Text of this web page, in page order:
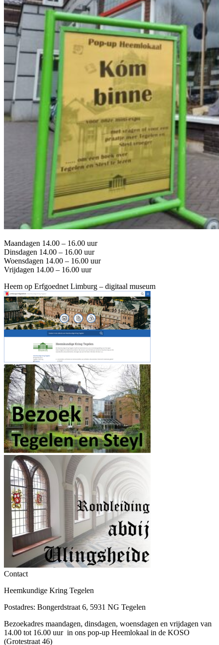
Maandagen 14.00 – 16.00 uur
Dinsdagen 14.00 – 16.00 uur
Woensdagen 14.00 – 16.00 uur
Vrijdagen 14.00 – 16.00 uur
Heem op Erfgoednet Limburg – digitaal museum
Contact
Heemkundige Kring Tegelen
Postadres: Bongerdstraat 6, 5931 NG Tegelen
Bezoekadres maandagen, dinsdagen, woensdagen en vrijdagen van
14.00 tot 16.00 uur in ons pop-up Heemlokaal in de KOSO
(Grotestraat 46)